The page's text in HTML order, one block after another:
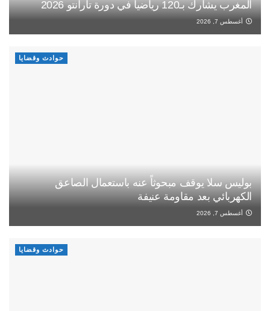
المغرب يشارك بـ120 رياضيا في دورة تارانتو 2026
أغسطس 7, 2026
حوادث وقضايا
بوليس سلا يوقف مبحوثاً عنه باستعمال الصاعق
الكهربائي بعد مقاومة عنيفة
أغسطس 7, 2026
حوادث وقضايا